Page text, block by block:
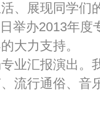
展现同学们
举办2013年度
的大力支持
业汇报演出。
流行通俗、音